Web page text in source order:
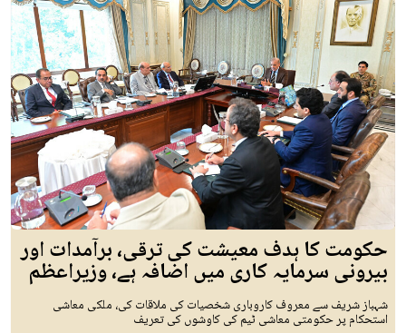
حکومت کا ہدف معیشت کی ترقی، برآمدات اور
بیرونی سرمایہ کاری میں اضافہ ہے، وزیراعظم
شہباز شریف سے معروف کاروباری شخصیات کی ملاقات کی، ملکی معاشی
استحکام پر حکومتی معاشی ٹیم کی کاوشوں کی تعریف